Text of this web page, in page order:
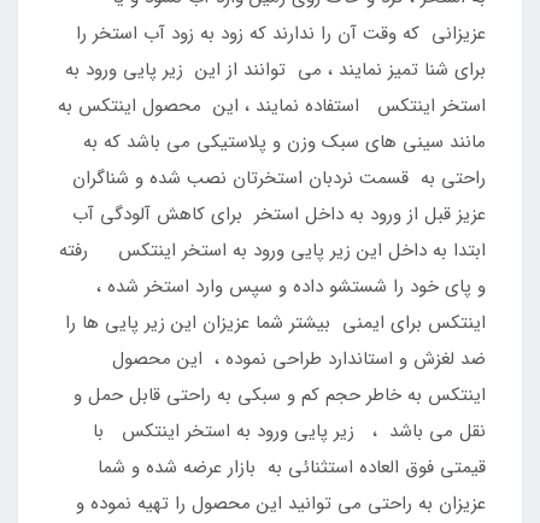
عزیزانی که وقت آن را ندارند که زود به زود آب استخر را
برای شنا تمیز نمایند ، می توانند از این زیر پایی ورود به
استخر اینتکس استفاده نمایند ، این محصول اینتکس به
مانند سینی های سبک وزن و پلاستیکی می باشد که به
راحتی به قسمت نردبان استخرتان نصب شده و شناگران
عزیز قبل از ورود به داخل استخر برای کاهش آلودگی آب
ابتدا به داخل این زیر پایی ورود به استخر اینتکس رفته
و پای خود را شستشو داده و سپس وارد استخر شده ،
اینتکس برای ایمنی بیشتر شما عزیزان این زیر پایی ها را
ضد لغزش و استاندارد طراحی نموده ، این محصول
اینتکس به خاطر حجم کم و سبکی به راحتی قابل حمل و
نقل می باشد ، زیر پایی ورود به استخر اینتکس با
قیمتی فوق العاده استثنائی به بازار عرضه شده و شما
عزیزان به راحتی می توانید این محصول را تهیه نموده و